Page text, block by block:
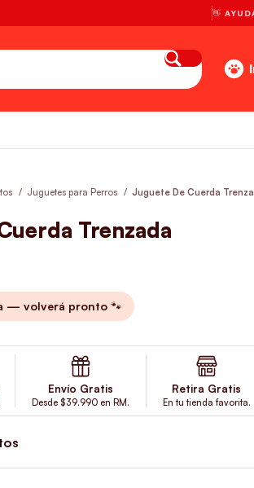
👋
Juguetes para Perros Juguete De Cuerda
Trenzada
— volverá pronto 🐾
Envío Gratis
Desde $39.990 en RM.
Retira Gratis
En tu tienda favorita.